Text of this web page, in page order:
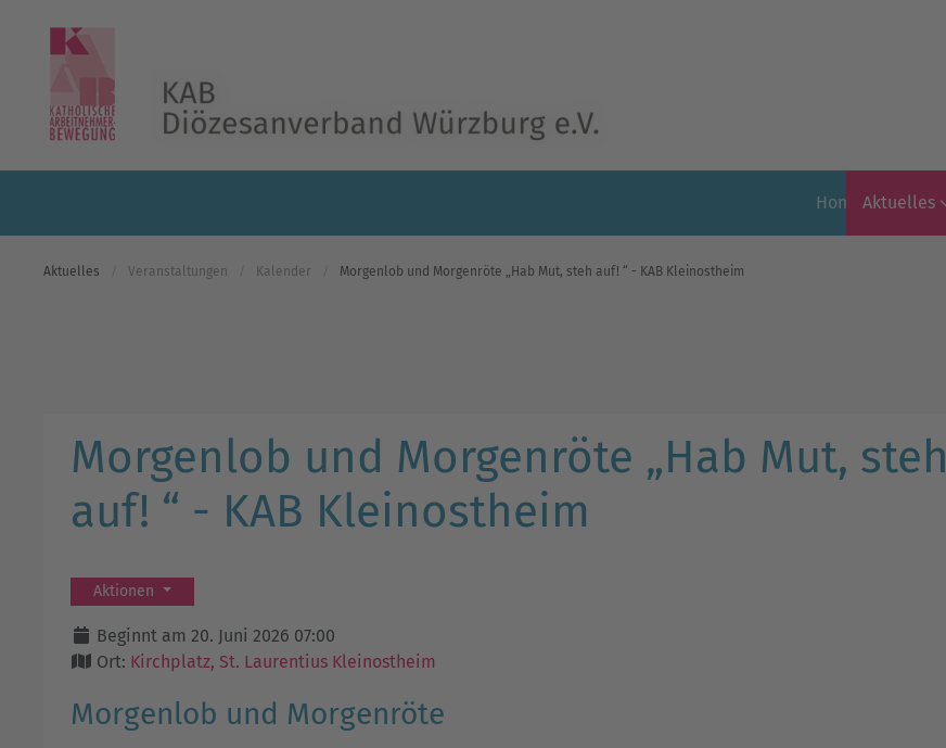
Skip to main content
Home Aktuelles
Aktuelles Veranstaltungen Kalender Morgenlob und Morgenröte „Hab Mut, steh auf! “ - KAB Kleinostheim
Morgenlob und Morgenröte „Hab Mut, steh
auf! “ - KAB Kleinostheim
Aktionen
Beginnt am 20. Juni 2026 07:00
Ort: Kirchplatz, St. Laurentius Kleinostheim
Morgenlob und Morgenröte